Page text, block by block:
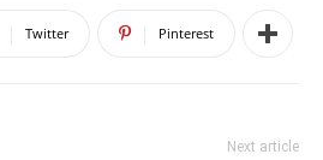
Twitter Pinterest
Next article